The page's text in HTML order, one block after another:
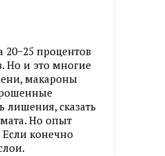
процентов
Но и это многие
макароны
лишения, сказать
Но опыт
конечно